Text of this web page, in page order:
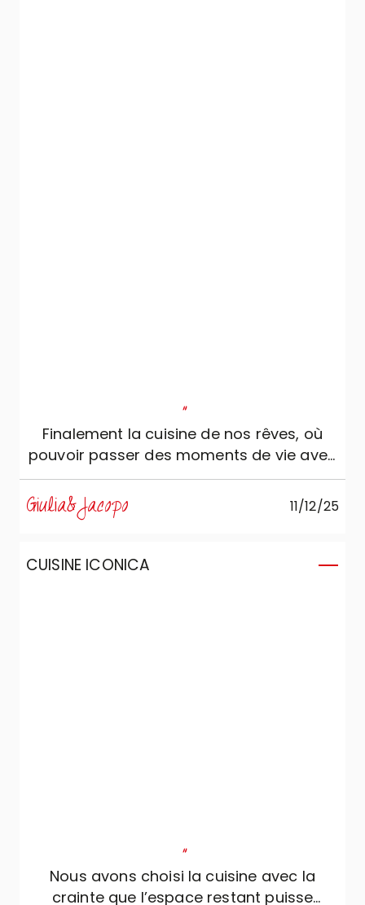
"
Finalement la cuisine de nos rêves, où
pouvoir passer des moments de vie avec
toute la famille !
Giulia&Jacopo 11/12/25
CUISINE ICONICA
"
Nous avons choisi la cuisine avec la
crainte que l’espace restant puisse